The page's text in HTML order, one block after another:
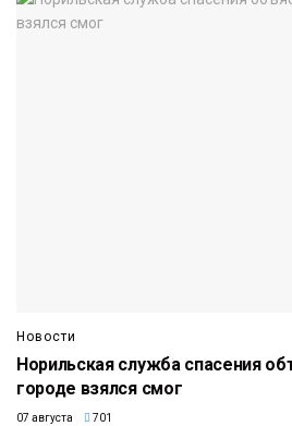
Новости
Норильская служба спасения
городе взялся смог
07 августа 701